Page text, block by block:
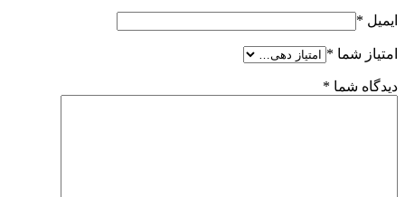
ایمیل *
امتیاز شما *
دیدگاه شما *